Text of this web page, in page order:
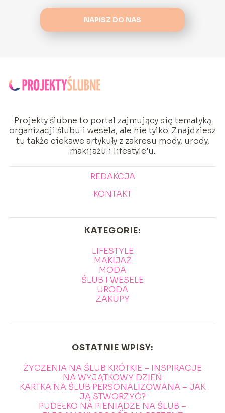
NAPISZ DO NAS
Projekty ślubne to portal zajmujący się tematyką
organizacji ślubu i wesela, ale nie tylko. Znajdziesz
tu także ciekawe artykuły z zakresu mody, urody,
makijażu i lifestyle’u.
REDAKCJA
KONTAKT
KATEGORIE:
LIFESTYLE
MAKIJAŻ
MODA
ŚLUB I WESELE
URODA
ZAKUPY
OSTATNIE WPISY:
ŻYCZENIA NA ŚLUB KRÓTKIE – INSPIRACJE
NA WYJĄTKOWY DZIEŃ
KARTKA NA ŚLUB PERSONALIZOWANA – JAK
JĄ STWORZYĆ?
PUDEŁKO NA PIENIĄDZE NA ŚLUB –